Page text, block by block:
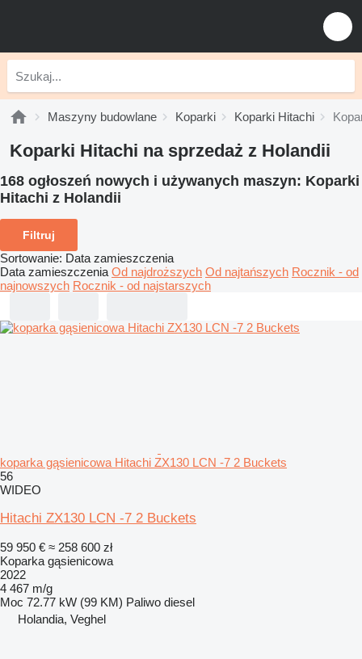
Maszyny budowlane Koparki Koparki Hitachi
Koparki Hitachi na sprzedaż z Holandii
168 ogłoszeń nowych i używanych maszyn: Koparki
Hitachi z Holandii
Filtruj
Sortowanie: Data zamieszczenia
Data zamieszczenia Od najdroższych Od najtańszych Rocznik - od
najnowszych Rocznik - od najstarszych
koparka gąsienicowa Hitachi ZX130 LCN -7 2 Buckets
56
WIDEO
Hitachi ZX130 LCN -7 2 Buckets
59 950 € ≈ 258 600 zł
Koparka gąsienicowa
2022
4 467 m/g
Moc 72.77 kW (99 KM) Paliwo diesel
Holandia, Veghel